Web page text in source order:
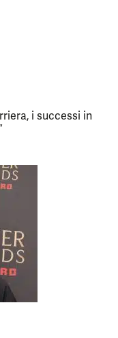
i successi in